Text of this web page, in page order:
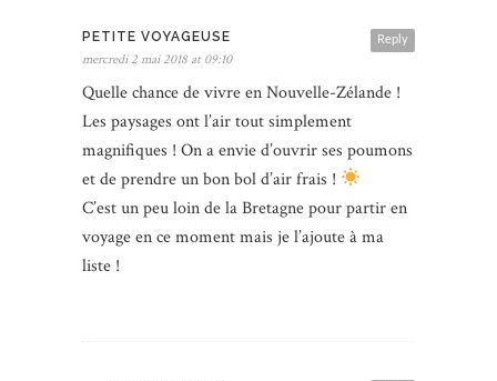
Reply
PETITE VOYAGEUSE
mercredi 2 mai 2018 at 09:10
Quelle chance de vivre en Nouvelle-Zélande !
Les paysages ont l’air tout simplement
magnifiques ! On a envie d’ouvrir ses poumons
et de prendre un bon bol d’air frais !
C’est un peu loin de la Bretagne pour partir en
voyage en ce moment mais je l’ajoute à ma
liste !